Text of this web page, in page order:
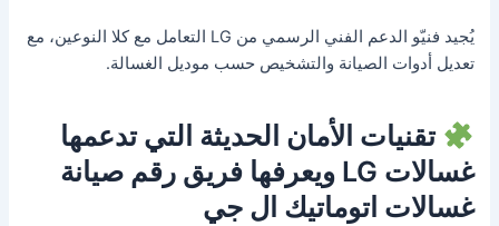
يُجيد فنيّو الدعم الفني الرسمي من LG التعامل مع كلا النوعين، مع
تعديل أدوات الصيانة والتشخيص حسب موديل الغسالة.
تقنيات الأمان الحديثة التي تدعمها
غسالات LG ويعرفها فريق رقم صيانة
غسالات اتوماتيك ال جي